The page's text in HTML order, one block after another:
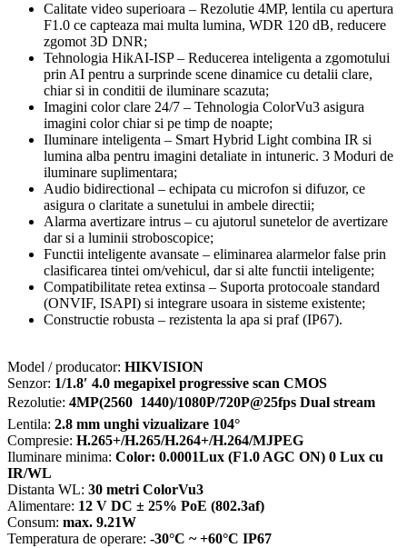
audio+strobo
HIKVISION
DS-
2CD1347G3H-
LIUF-
SL-
2.8mm
Calitate video superioara – Rezolutie 4MP, lentila cu apertura
F1.0 ce capteaza mai multa lumina, WDR 120 dB, reducere
zgomot 3D DNR;
Tehnologia HikAI-ISP – Reducerea inteligenta a zgomotului
prin AI pentru a surprinde scene dinamice cu detalii clare,
chiar si in conditii de iluminare scazuta;
Imagini color clare 24/7 – Tehnologia ColorVu3 asigura
imagini color chiar si pe timp de noapte;
Iluminare inteligenta – Smart Hybrid Light combina IR si
lumina alba pentru imagini detaliate in intuneric. 3 Moduri de
iluminare suplimentara;
Audio bidirectional – echipata cu microfon si difuzor, ce
asigura o claritate a sunetului in ambele directii;
Alarma avertizare intrus – cu ajutorul sunetelor de avertizare
dar si a luminii stroboscopice;
Functii inteligente avansate – eliminarea alarmelor false prin
clasificarea tintei om/vehicul, dar si alte functii inteligente;
Compatibilitate retea extinsa – Suporta protocoale standard
(ONVIF, ISAPI) si integrare usoara in sisteme existente;
Constructie robusta – rezistenta la apa si praf (IP67).
Model / producator: HIKVISION
Senzor: 1/1.8′ 4.0 megapixel progressive scan CMOS
Rezolutie: 4MP(2560  1440)/1080P/720P@25fps Dual stream
Lentila: 2.8 mm unghi vizualizare 104°
Compresie: H.265+/H.265/H.264+/H.264/MJPEG
Iluminare minima: Color: 0.0001Lux (F1.0 AGC ON) 0 Lux cu
IR/WL
Distanta WL: 30 metri ColorVu3
Alimentare: 12 V DC ± 25% PoE (802.3af)
Consum: max. 9.21W
Temperatura de operare: -30°C ~ +60°C IP67